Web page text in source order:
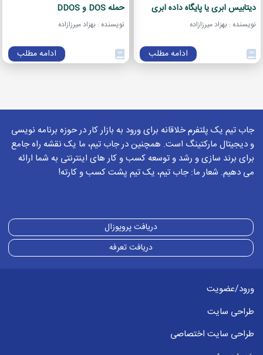
دیتابیس ابری یا پایگاه داده ابری
نویسنده : بهزاد میرزازاده
ادامه مطلب
حمله DOS و DDOS
نویسنده : بهزاد میرزازاده
ادامه مطلب
جاب تیم یک پلتفرم خلاقانه برای ورود به بازار کار در حوزه برنامه نویسی
و دیجیتال مارکتینگ است. همچنین در جاب تیم، ما یک نقشه راه جامع
برای برند سازی و رشد و توسعه کسب و کار های اینترنتی به شما ارائه
می دهیم. شعار ما: جاب تیم، یک تیم پشت کسب و کارته!
دریافت پروپوزال
دریافت تعرفه
ورود/عضویت
طراحی سایت
طراحی سایت اختصاصی